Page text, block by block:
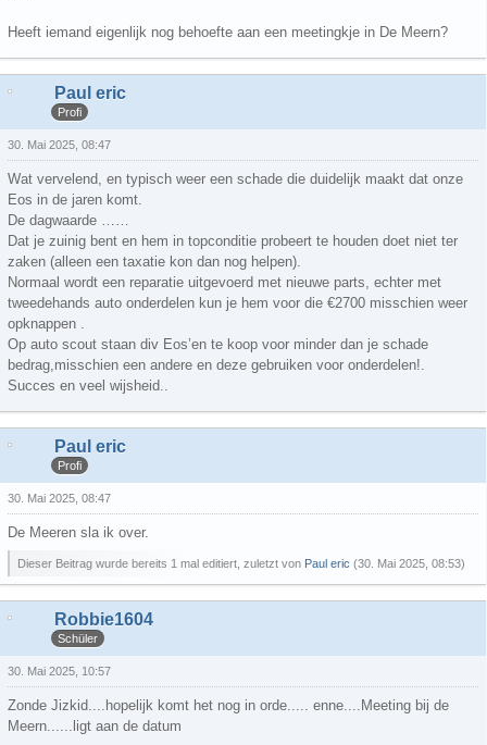
Heeft iemand eigenlijk nog behoefte aan een meetingkje in De Meern?
Paul eric
Profi
30. Mai 2025, 08:47
Wat vervelend, en typisch weer een schade die duidelijk maakt dat onze
Eos in de jaren komt.
De dagwaarde ……
Dat je zuinig bent en hem in topconditie probeert te houden doet niet ter
zaken (alleen een taxatie kon dan nog helpen).
Normaal wordt een reparatie uitgevoerd met nieuwe parts, echter met
tweedehands auto onderdelen kun je hem voor die €2700 misschien weer
opknappen .
Op auto scout staan div Eos’en te koop voor minder dan je schade
bedrag,misschien een andere en deze gebruiken voor onderdelen!.
Succes en veel wijsheid..
Paul eric
Profi
30. Mai 2025, 08:47
De Meeren sla ik over.
Dieser Beitrag wurde bereits 1 mal editiert, zuletzt von Paul eric (30. Mai 2025, 08:53)
Robbie1604
Schüler
30. Mai 2025, 10:57
Zonde Jizkid....hopelijk komt het nog in orde..... enne....Meeting bij de
Meern......ligt aan de datum